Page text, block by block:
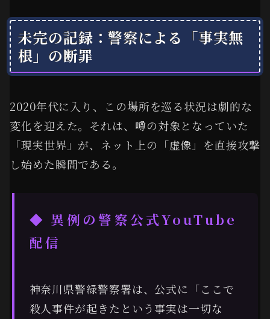
未完の記録：警察による「事実無
根」の断罪
2020年代に入り、この場所を巡る状況は劇的な
変化を迎えた。それは、噂の対象となっていた
「現実世界」が、ネット上の「虚像」を直接攻撃
し始めた瞬間である。
◆ 異例の警察公式YouTube
配信
神奈川県警緑警察署は、公式に「ここで
殺人事件が起きたという事実は一切な